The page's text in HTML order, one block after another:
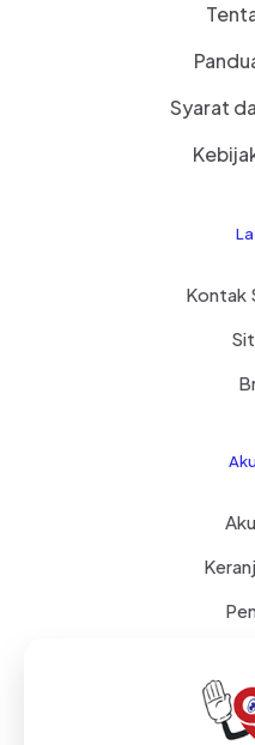
Syarat
Kontak